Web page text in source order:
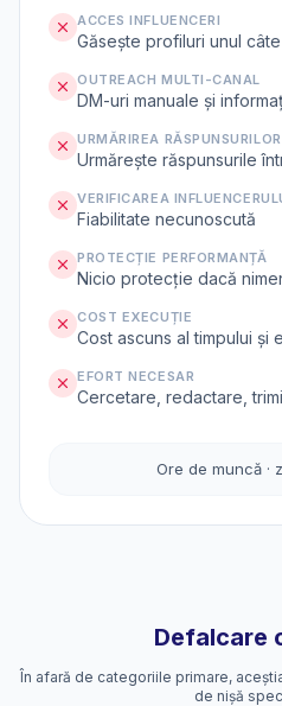
ACCES INFLUENCERI
Găsește profiluri unul
OUTREACH MULTI-CANAL
DM-uri manuale și
URMĂRIREA RĂSPUNSURILOR
Urmărește răspunsurile
VERIFICAREA
Fiabilitate necunoscută
PROTECȚIE PERFORMANȚĂ
Nicio protecție dacă
COST EXECUȚIE
Cost ascuns al timpului și
EFORT NECESAR
Cercetare, redactare,
Ore de muncă ·
Defalcare
În afară de categoriile primare,
de nișă